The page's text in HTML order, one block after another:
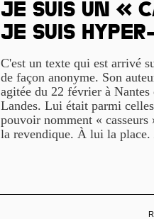
Je suis un «
je suis
C'est un texte qui est arrivé
de façon anonyme. Son
agitée du 22 février à
Landes. Lui était parmi
pouvoir nomment «
la revendique. À lui la place.